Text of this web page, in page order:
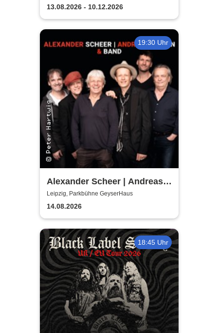
Sinfonia Leipzig
13.08.2026 - 10.12.2026
19:30 Uhr
Alexander Scheer | Andreas
Dresen & Band spielen (nicht
nur) Gundermann
Leipzig, Parkbühne GeyserHaus
14.08.2026
18:45 Uhr